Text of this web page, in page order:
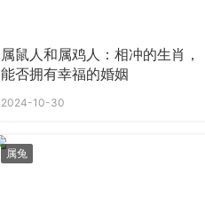
属鼠人和属鸡人：相冲的生肖，
能否拥有幸福的婚姻
2024-10-30
属兔